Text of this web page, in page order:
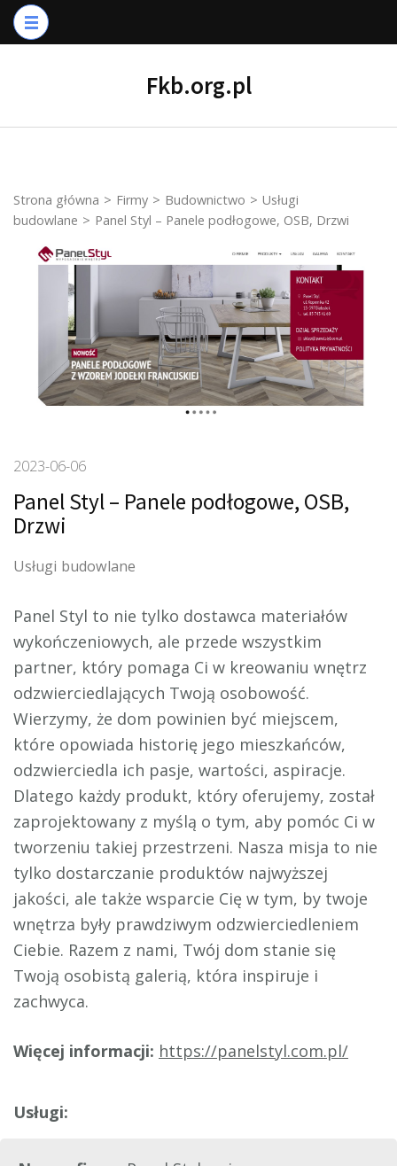
Skip
to
Fkb.org.pl
Strona główna > Firmy > Budownictwo > Usługi
budowlane > Panel Styl – Panele podłogowe, OSB, Drzwi
2023-06-06
Panel Styl – Panele podłogowe, OSB,
Drzwi
Usługi budowlane
Panel Styl to nie tylko dostawca materiałów
wykończeniowych, ale przede wszystkim
partner, który pomaga Ci w kreowaniu wnętrz
odzwierciedlających Twoją osobowość.
Wierzymy, że dom powinien być miejscem,
które opowiada historię jego mieszkańców,
odzwierciedla ich pasje, wartości, aspiracje.
Dlatego każdy produkt, który oferujemy, został
zaprojektowany z myślą o tym, aby pomóc Ci w
tworzeniu takiej przestrzeni. Nasza misja to nie
tylko dostarczanie produktów najwyższej
jakości, ale także wsparcie Cię w tym, by twoje
wnętrza były prawdziwym odzwierciedleniem
Ciebie. Razem z nami, Twój dom stanie się
Twoją osobistą galerią, która inspiruje i
zachwyca.
Więcej informacji: https://panelstyl.com.pl/